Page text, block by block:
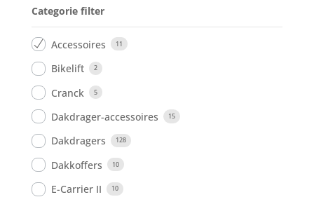
Categorie filter
Accessoires 11
Bikelift 2
Cranck 5
Dakdrager-accessoires 15
Dakdragers 128
Dakkoffers 10
E-Carrier II 10